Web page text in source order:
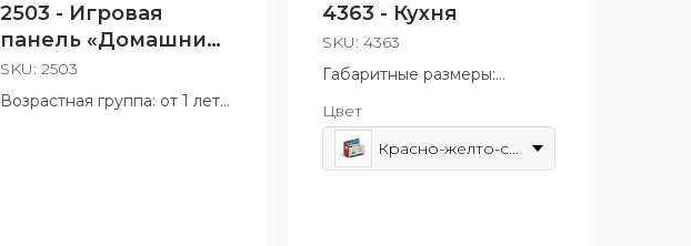
2503 - Игровая
панель «Домашние
животные»
SKU: 2503
Возрастная группа: от 1 лет
4363 - Кухня
SKU: 4363
Габаритные размеры:
Возрастная группа: от 3 лет
Цвет